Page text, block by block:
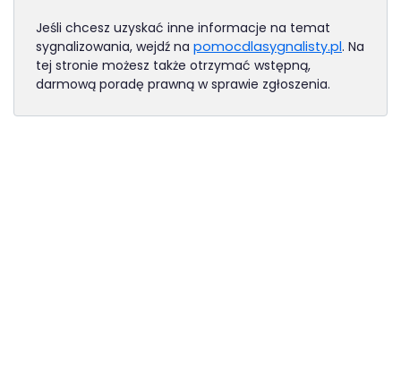
Jeśli chcesz uzyskać inne informacje na temat
sygnalizowania, wejdź na pomocdlasygnalisty.pl(otwiera
. Na
tej stronie możesz także otrzymać wstępną,
darmową poradę prawną w sprawie zgłoszenia.